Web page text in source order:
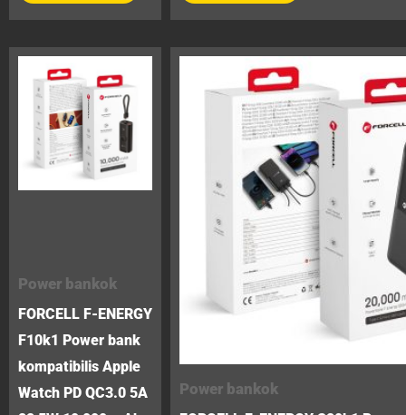
Power bankok
FORCELL F-ENERGY
F10k1 Power bank
kompatibilis Apple
Watch PD QC3.0 5A
Power bankok